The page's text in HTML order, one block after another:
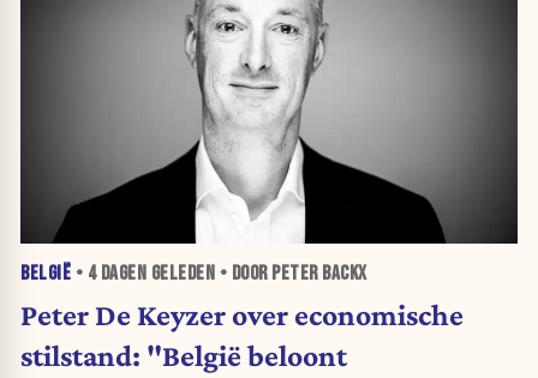
BELGIË • 4 DAGEN GELEDEN • DOOR PETER BACKX
Peter De Keyzer over economische
stilstand: "België beloont